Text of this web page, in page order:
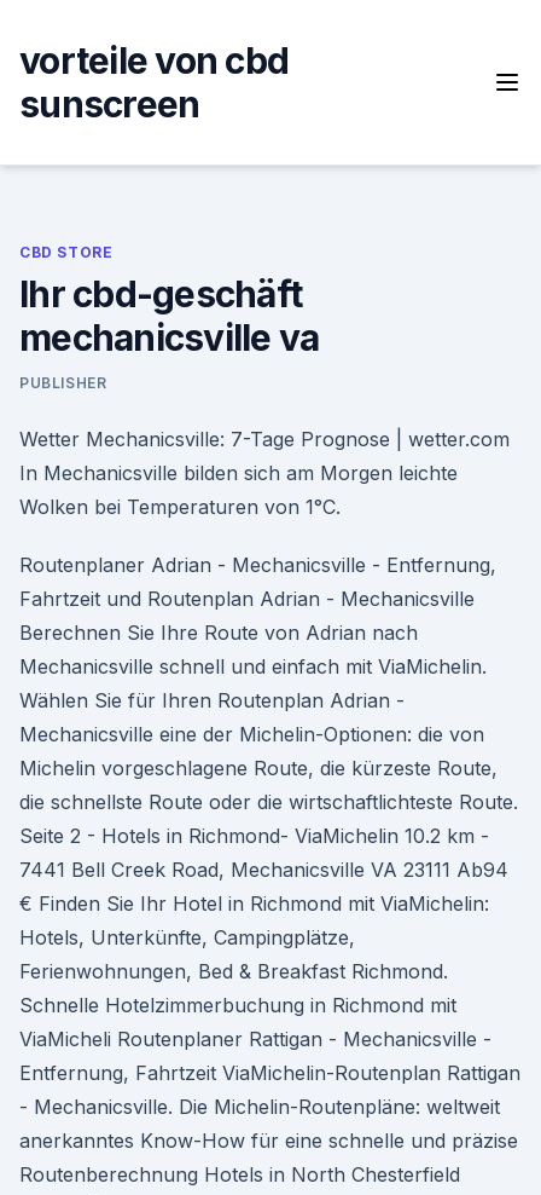
content
vorteile von cbd
sunscreen
CBD STORE
Ihr cbd-geschäft
mechanicsville va
PUBLISHER
Wetter Mechanicsville: 7-Tage Prognose | wetter.com
In Mechanicsville bilden sich am Morgen leichte
Wolken bei Temperaturen von 1°C.
Routenplaner Adrian - Mechanicsville - Entfernung,
Fahrtzeit und Routenplan Adrian - Mechanicsville
Berechnen Sie Ihre Route von Adrian nach
Mechanicsville schnell und einfach mit ViaMichelin.
Wählen Sie für Ihren Routenplan Adrian -
Mechanicsville eine der Michelin-Optionen: die von
Michelin vorgeschlagene Route, die kürzeste Route,
die schnellste Route oder die wirtschaftlichteste Route.
Seite 2 - Hotels in Richmond- ViaMichelin 10.2 km -
7441 Bell Creek Road, Mechanicsville VA 23111 Ab94
€ Finden Sie Ihr Hotel in Richmond mit ViaMichelin:
Hotels, Unterkünfte, Campingplätze,
Ferienwohnungen, Bed & Breakfast Richmond.
Schnelle Hotelzimmerbuchung in Richmond mit
ViaMicheli Routenplaner Rattigan - Mechanicsville -
Entfernung, Fahrtzeit ViaMichelin-Routenplan Rattigan
- Mechanicsville. Die Michelin-Routenpläne: weltweit
anerkanntes Know-How für eine schnelle und präzise
Routenberechnung Hotels in North Chesterfield